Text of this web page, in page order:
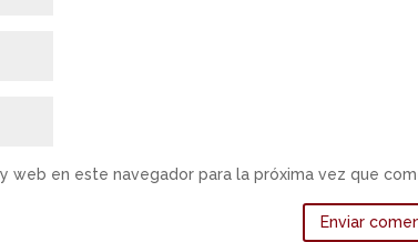
web en este navegador para la próxima vez que